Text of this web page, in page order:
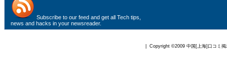
Subscribe to our feed and get all Tech tips,
news and hacks in your newsreader.
| Copyright ©2009 中国[上海]口コミ掲